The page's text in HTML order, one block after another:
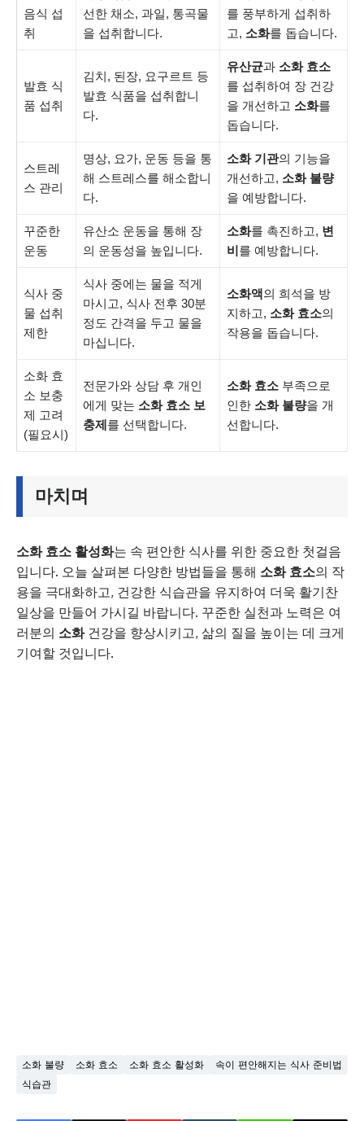
음식 섭
취
선한 채소, 과일, 통곡물
을 섭취합니다.
를 풍부하게 섭취하
고, 소화를 돕습니다.
발효 식
품 섭취
김치, 된장, 요구르트 등
발효 식품을 섭취합니
다.
유산균과 소화 효소
를 섭취하여 장 건강
을 개선하고 소화를
돕습니다.
스트레
스 관리
명상, 요가, 운동 등을 통
해 스트레스를 해소합니
다.
소화 기관의 기능을
개선하고, 소화 불량
을 예방합니다.
꾸준한
운동
유산소 운동을 통해 장
의 운동성을 높입니다.
소화를 촉진하고, 변
비를 예방합니다.
식사 중
물 섭취
제한
식사 중에는 물을 적게
마시고, 식사 전후 30분
정도 간격을 두고 물을
마십니다.
소화액의 희석을 방
지하고, 소화 효소의
작용을 돕습니다.
소화 효
소 보충
제 고려
(필요시)
전문가와 상담 후 개인
에게 맞는 소화 효소 보
충제를 선택합니다.
소화 효소 부족으로
인한 소화 불량을 개
선합니다.
마치며
소화 효소 활성화는 속 편안한 식사를 위한 중요한 첫걸음
입니다. 오늘 살펴본 다양한 방법들을 통해 소화 효소의 작
용을 극대화하고, 건강한 식습관을 유지하여 더욱 활기찬
일상을 만들어 가시길 바랍니다. 꾸준한 실천과 노력은 여
러분의 소화건강을 향상시키고, 삶의 질을 높이는 데 크게
기여할 것입니다.
소화 불량 소화 효소 소화 효소 활성화
속이 편안해지는 식사 준비법
식습관